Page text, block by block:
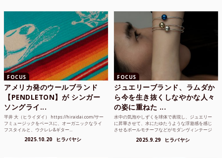
FOCUS
アメリカ発のウールブランド
【PENDLETON】が シンガー
ソングライ...
平井 大（ヒライダイ） https://hiraidai.com/サー
フミュージックをベースに、オーガニックなライ
フスタイルと、ウクレレ&ギター...
2025.10.20 ヒラバヤシ
FOCUS
ジュエリーブランド、ラムダか
ら今を生き抜くしなやかな人々
の姿に重ねた ...
水中の気泡やしずくを球体で表現し、ジュエリー
に昇華させて、水にたゆたうような浮遊感を感じ
させるボールモチーフなどがモダンヴィンテージ
2025.9.29 ヒラバヤシ